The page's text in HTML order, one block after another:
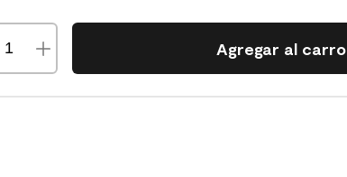
Agregar al carro